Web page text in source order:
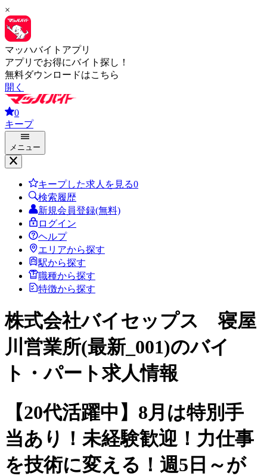
×
マッハバイトアプリ
アプリでお得にバイト探し！
無料ダウンロードはこちら
開く
0
キープ
メニュー
キープした求人を見る0
検索履歴
新規会員登録(無料)
ログイン
ヘルプ
エリアから探す
駅から探す
職種から探す
特徴から探す
株式会社バイセップス 寝屋
川営業所(最新_001)のバイ
ト・パート求人情報
【20代活躍中】8月は特別手
当あり！未経験歓迎！力仕事
を技術に変える！週5日～が